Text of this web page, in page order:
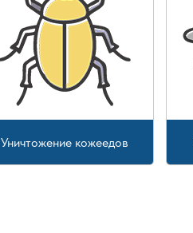
Уничтожение кожеедов